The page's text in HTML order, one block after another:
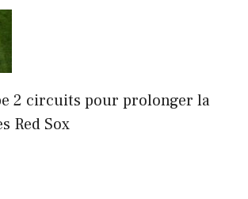
2 circuits pour prolonger la
Red Sox